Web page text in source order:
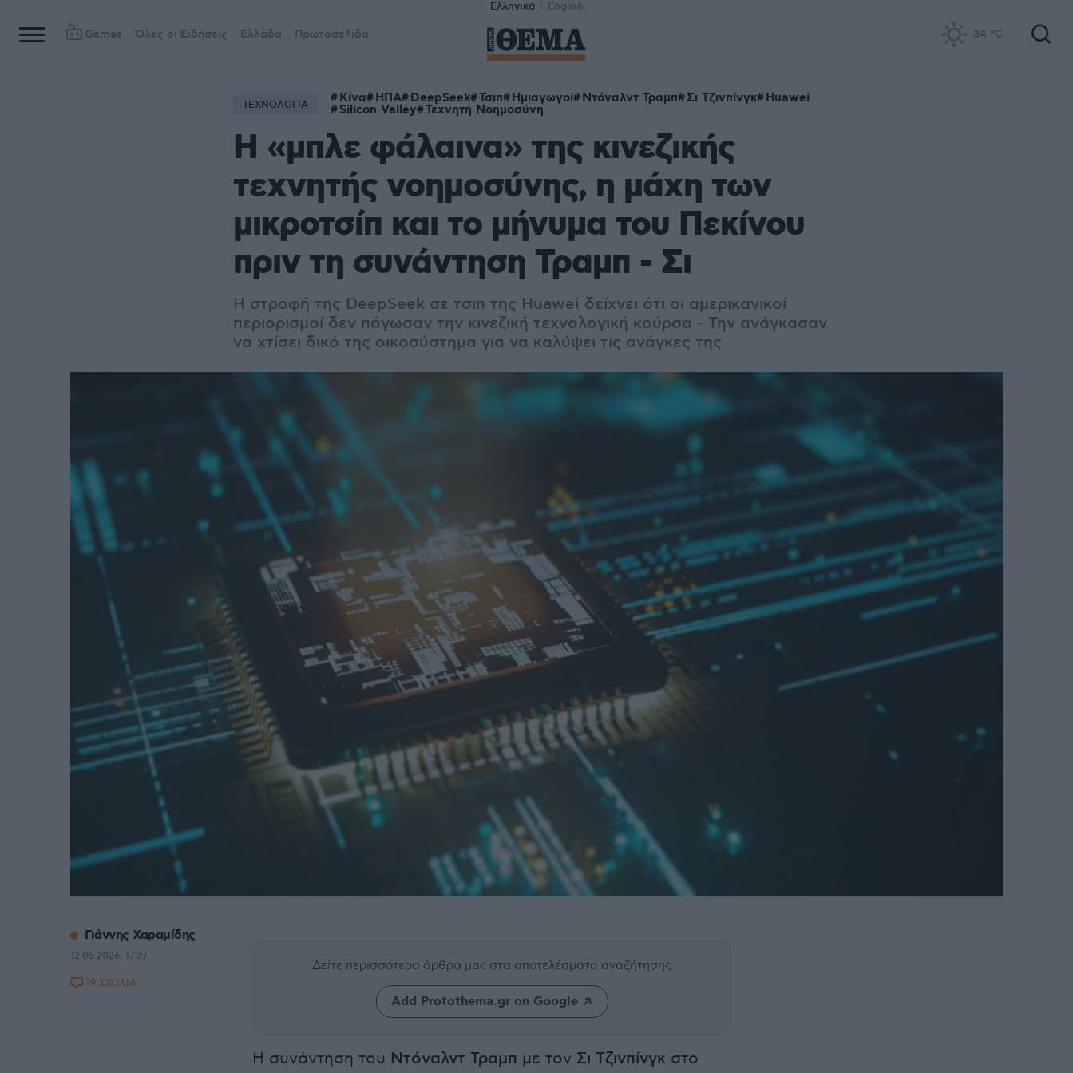
Ελληνικά English
Games Όλες οι Ειδήσεις Ελλάδα Πρωτοσέλιδα 34 °C
ΤΕΧΝΟΛΟΓΙΑ Κίνα ΗΠΑ DeepSeek Τσιπ Ημιαγωγοί Ντόναλντ Τραμπ Σι Τζινπίνγκ Huawei
Silicon Valley Τεχνητή Νοημοσύνη
Η «μπλε φάλαινα» της κινεζικής
τεχνητής νοημοσύνης, η μάχη των
μικροτσίπ και το μήνυμα του Πεκίνου
πριν τη συνάντηση Τραμπ - Σι
Η στροφή της DeepSeek σε τσιπ της Huawei δείχνει ότι οι αμερικανικοί
περιορισμοί δεν πάγωσαν την κινεζική τεχνολογική κούρσα - Την ανάγκασαν
να χτίσει δικό της οικοσύστημα για να καλύψει τις ανάγκες της
Δείτε περισσότερα άρθρα μας στα αποτελέσματα αναζήτησης
Add Protothema.gr on Google
Η συνάντηση του Ντόναλντ Τραμπ με τον Σι Τζινπίνγκ στο
Γιάννης Χαραμίδης
12.05.2026, 17:37
19 ΣΧΟΛΙΑ